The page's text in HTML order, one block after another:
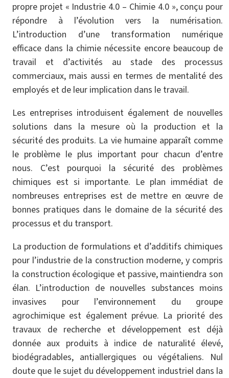
propre projet « Industrie 4.0 – Chimie 4.0 », conçu pour
répondre à l’évolution vers la numérisation.
L’introduction d’une transformation numérique
efficace dans la chimie nécessite encore beaucoup de
travail et d’activités au stade des processus
commerciaux, mais aussi en termes de mentalité des
employés et de leur implication dans le travail.
Les entreprises introduisent également de nouvelles
solutions dans la mesure où la production et la
sécurité des produits. La vie humaine apparaît comme
le problème le plus important pour chacun d’entre
nous. C’est pourquoi la sécurité des problèmes
chimiques est si importante. Le plan immédiat de
nombreuses entreprises est de mettre en œuvre de
bonnes pratiques dans le domaine de la sécurité des
processus et du transport.
La production de formulations et d’additifs chimiques
pour l’industrie de la construction moderne, y compris
la construction écologique et passive, maintiendra son
élan. L’introduction de nouvelles substances moins
invasives pour l’environnement du groupe
agrochimique est également prévue. La priorité des
travaux de recherche et développement est déjà
donnée aux produits à indice de naturalité élevé,
biodégradables, antiallergiques ou végétaliens. Nul
doute que le sujet du développement industriel dans la